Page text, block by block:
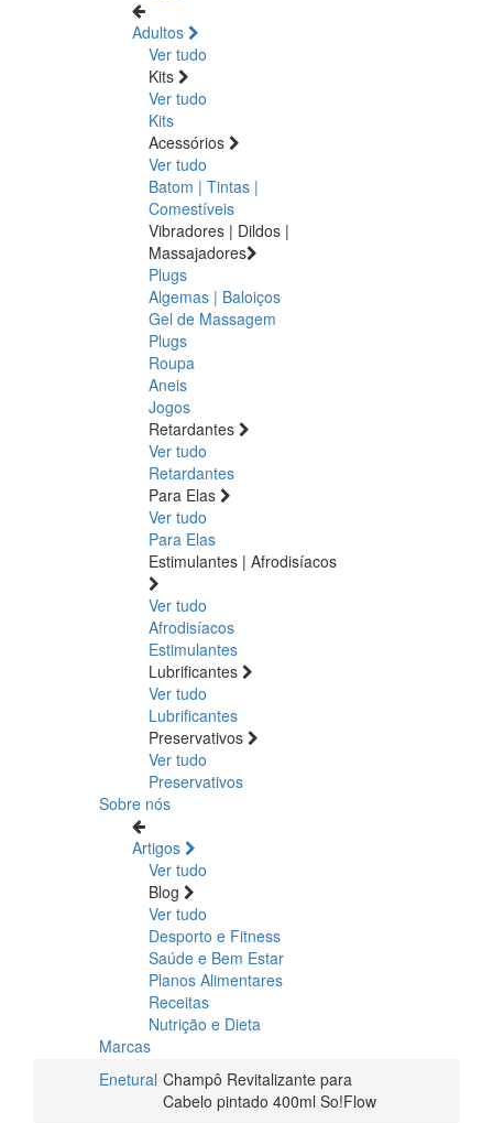
Adultos
Ver tudo
Kits
Ver tudo
Kits
Acessórios
Ver tudo
Batom | Tintas |
Comestíveis
Vibradores | Dildos |
Massajadores
Plugs
Algemas | Baloiços
Gel de Massagem
Plugs
Roupa
Aneis
Jogos
Retardantes
Ver tudo
Retardantes
Para Elas
Ver tudo
Para Elas
Estimulantes | Afrodisíacos
Ver tudo
Afrodisíacos
Estimulantes
Lubrificantes
Ver tudo
Lubrificantes
Preservativos
Ver tudo
Preservativos
Sobre nós
Artigos
Ver tudo
Blog
Ver tudo
Desporto e Fitness
Saúde e Bem Estar
Planos Alimentares
Receitas
Nutrição e Dieta
Marcas
Enetural Champô Revitalizante para
Cabelo pintado 400ml So!Flow